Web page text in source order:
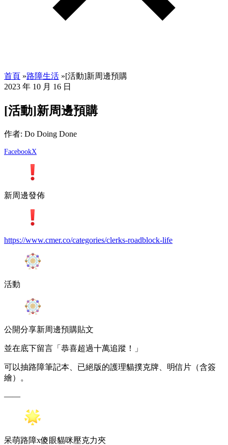
首頁 »路障生活 »[活動]新周邊預購
2023 年 10 月 16 日
[活動]新周邊預購
作者: Do Doing Done
FacebookX
新周邊發佈
https://www.cmer.co/categories/clerks-roadblock-life
活動
公開分享新周邊預購貼文
並在底下留言「恭喜超過十萬追蹤！」
可以抽路障筆記本、已絕版的護理貓撲克牌、明信片（含簽
繪）。
——
呆萌路障x傻眼貓咪壓克力夾